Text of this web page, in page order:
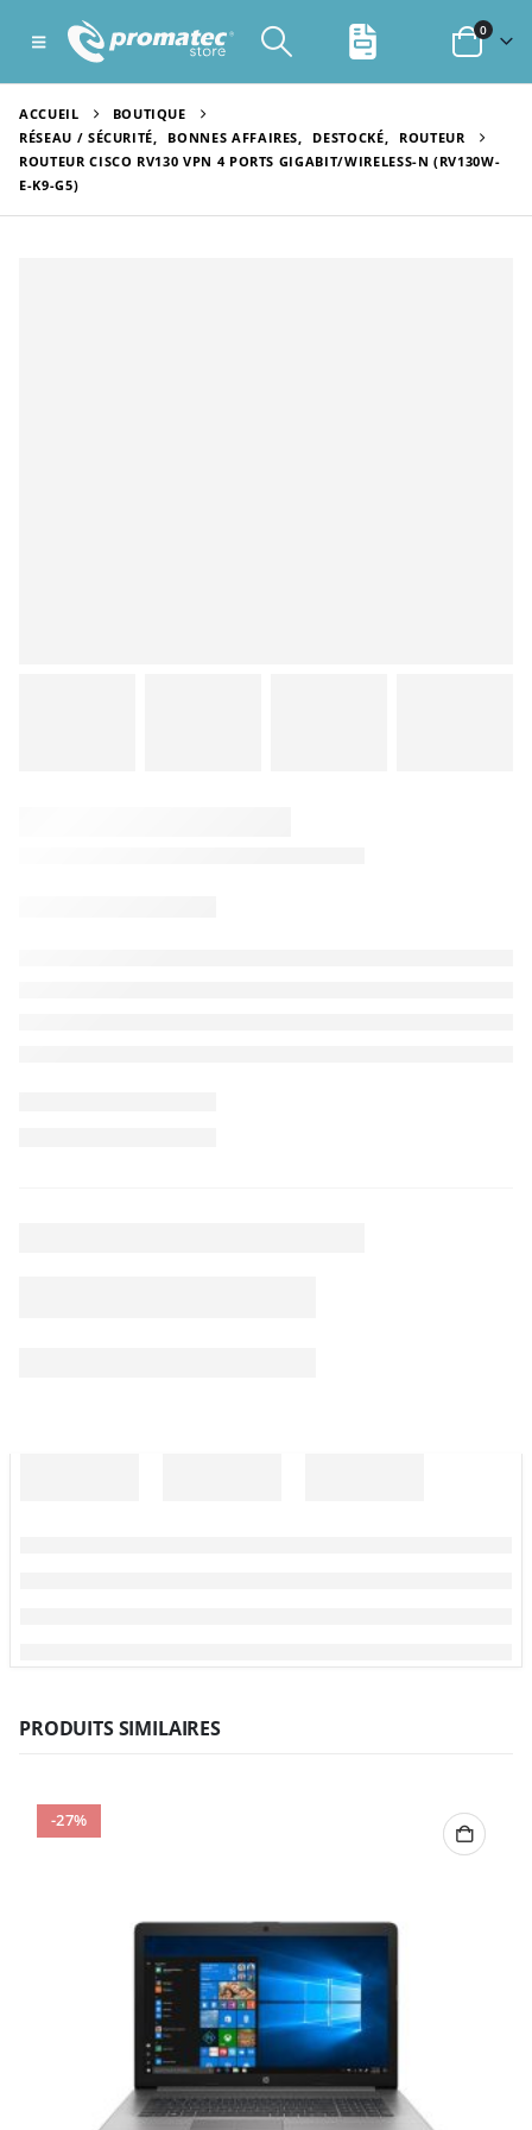
0
ACCUEIL
BOUTIQUE
RÉSEAU / SÉCURITÉ, BONNES AFFAIRES, DESTOCKÉ,
ROUTEUR
ROUTEUR CISCO RV130 VPN 4 PORTS GIGABIT/WIRELESS-N (RV130W-
E-K9-G5)
PRODUITS SIMILAIRES
-27%